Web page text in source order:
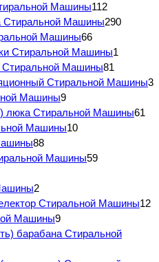
Машины112
Стиральной Машины290
Машины66
Стиральной Машины1
Стиральной Машины81
Стиральной Машины3
Машины9
люка Стиральной Машины61
Машины10
88
Машины59
2
Стиральной Машины12
Машины9
барабана Стиральной